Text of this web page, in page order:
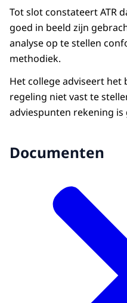
Tot slot constateert ATR
goed in beeld zijn
analyse op te stellen
methodiek.
Het college adviseert het
regeling niet vast te
adviespunten rekening is
Documenten